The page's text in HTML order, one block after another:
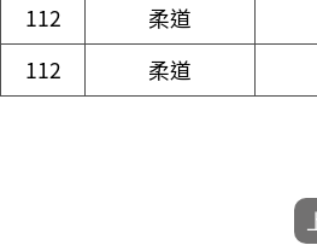
112
柔道
112
柔道